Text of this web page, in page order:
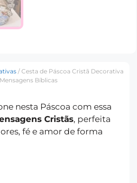
/ Cesta de Páscoa Cristã Decorativa
Bíblicas
nesta Páscoa com essa
Cristãs, perfeita
fé e amor de forma